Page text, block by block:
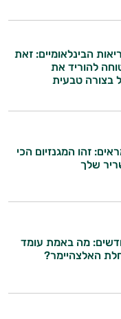
הבינלאומיים: זאת
להוריד את
בצורה טבעית
זהו המגנזיום הכי
שלך
מה באמת עומד
האלצהיימר?